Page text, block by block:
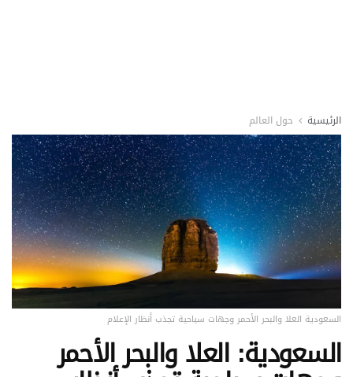
الرئيسية حول العالم
السعودية العلا والبحر الأحمر وجهات سياحية تجذب أنظار الإعلام
السعودية: العلا والبحر الأحمر